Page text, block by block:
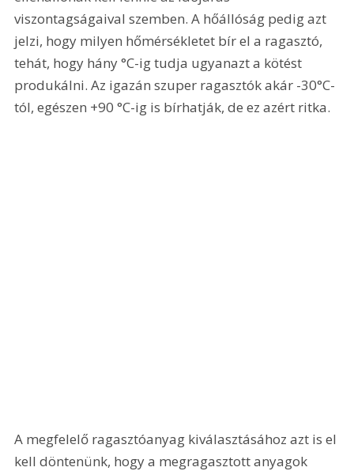
viszontagságaival szemben. A hőállóság pedig azt
jelzi, hogy milyen hőmérsékletet bír el a ragasztó,
tehát, hogy hány °C-ig tudja ugyanazt a kötést
produkálni. Az igazán szuper ragasztók akár -30°C-
tól, egészen +90 °C-ig is bírhatják, de ez azért ritka.
A megfelelő ragasztóanyag kiválasztásához azt is el
kell döntenünk, hogy a megragasztott anyagok